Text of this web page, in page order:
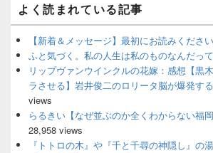
ン
サ
イ
ィ
ェ
よく読まれている記事
【新着＆メッセージ】最初にお読みください
ふと気づく。私の人生は私のものなんだって
リップヴァンウインクルの花嫁：感想【黒
ラさせる】岩井俊二のロリータ脳が爆発す
views
らるきい【なぜ並ぶのか全くわからない福
28,958 views
『トトロの木』や『千と千尋の神隠し』の